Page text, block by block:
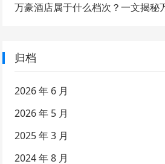
万豪酒店属于什么档次？一文揭秘
归档
2026 年 6 月
2026 年 5 月
2025 年 3 月
2024 年 8 月